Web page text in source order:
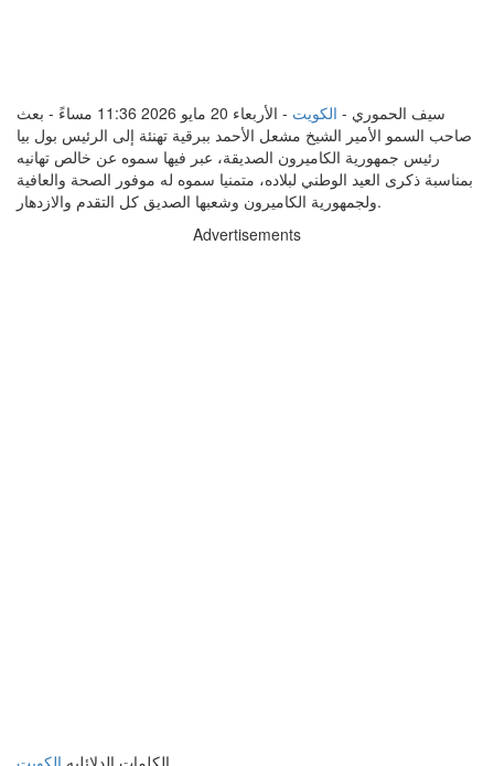
سيف الحموري - الكويت
- الأربعاء 20 مايو 2026 11:36 مساءً - بعث
صاحب السمو الأمير الشيخ مشعل الأحمد ببرقية تهنئة إلى الرئيس بول بيا
رئيس جمهورية الكاميرون الصديقة، عبر فيها سموه عن خالص تهانيه
بمناسبة ذكرى العيد الوطني لبلاده، متمنيا سموه له موفور الصحة والعافية
ولجمهورية الكاميرون وشعبها الصديق كل التقدم والازدهار.
Advertisements